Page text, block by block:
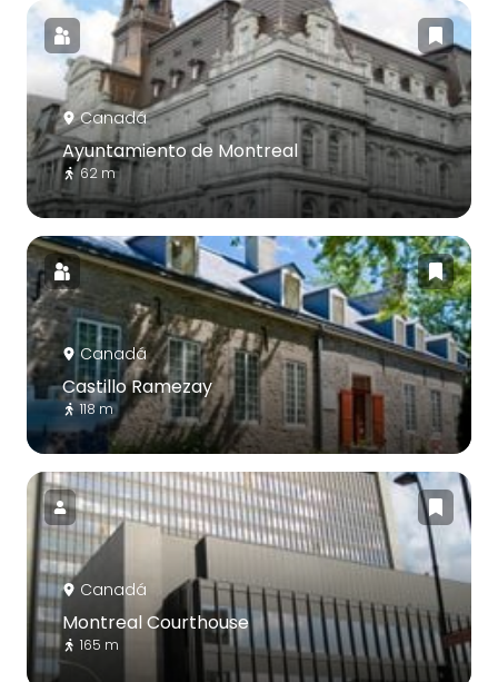
Canadá
Ayuntamiento de Montreal
62 m
Canadá
Castillo Ramezay
118 m
Canadá
Montreal Courthouse
165 m